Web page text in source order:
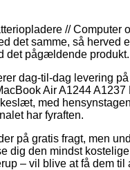
//
det samme, så herved
det pågældende produkt.
dag-til-dag levering
Air A1244
med
har fyraften.
på gratis fragt, men
dig den mindst
– vil blive at få dem